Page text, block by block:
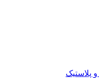
پلاستیک